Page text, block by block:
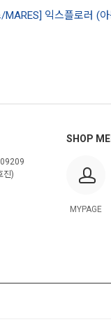
/MARES] 익스플로러 (
진)
SHOP
MYPAGE